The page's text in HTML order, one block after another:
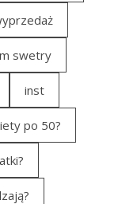
swetry
inst
po 50?